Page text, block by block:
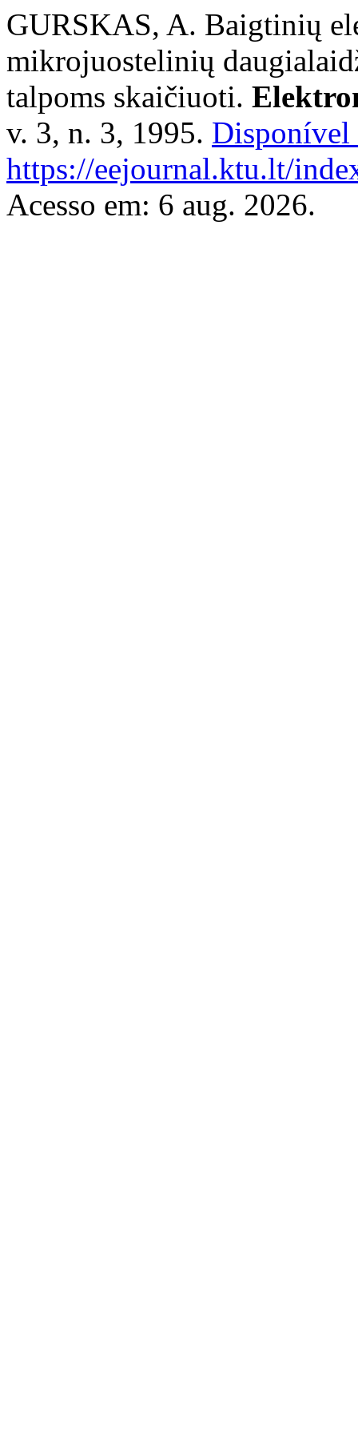
GURSKAS, A. Baigtinių
mikrojuostelinių
talpoms skaičiuoti.
v. 3, n. 3, 1995. Disponível
https://eejournal.ktu.lt/
Acesso em: 6 aug. 2026.